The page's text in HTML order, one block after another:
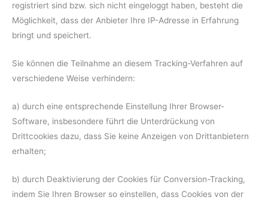
registriert sind bzw. sich nicht eingeloggt haben, besteht die
Möglichkeit, dass der Anbieter Ihre IP-Adresse in Erfahrung
bringt und speichert.
Sie können die Teilnahme an diesem Tracking-Verfahren auf
verschiedene Weise verhindern:
a) durch eine entsprechende Einstellung Ihrer Browser-
Software, insbesondere führt die Unterdrückung von
Drittcookies dazu, dass Sie keine Anzeigen von Drittanbietern
erhalten;
b) durch Deaktivierung der Cookies für Conversion-Tracking,
indem Sie Ihren Browser so einstellen, dass Cookies von der